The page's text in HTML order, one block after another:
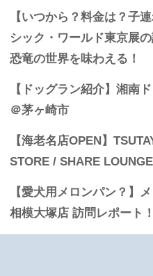
【いつから？料金は？子
シック・ワールド東京展
恐竜の世界を味わえる！
【ドッグラン紹介】湘南
＠茅ヶ崎市
【海老名店OPEN】
STORE / SHARE
【愛犬用メロンパン？】
相模大塚店 訪問レポート！